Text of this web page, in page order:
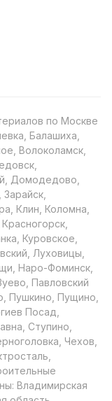
по Москве
Балашиха,
Волоколамск,
Домодедово,
Клин, Коломна,
Куровское,
Луховицы,
Наро-Фоминск,
Павловский
Пушкино, Пущино,
Посад,
Ступино,
Чехов,
Владимирская